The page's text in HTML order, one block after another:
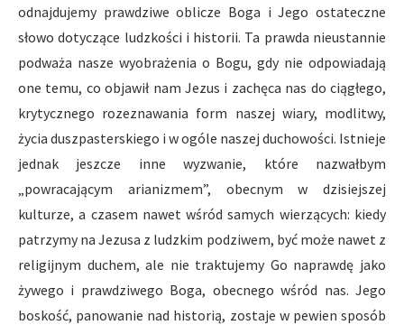
odnajdujemy prawdziwe oblicze Boga i Jego ostateczne
słowo dotyczące ludzkości i historii. Ta prawda nieustannie
podważa nasze wyobrażenia o Bogu, gdy nie odpowiadają
one temu, co objawił nam Jezus i zachęca nas do ciągłego,
krytycznego rozeznawania form naszej wiary, modlitwy,
życia duszpasterskiego i w ogóle naszej duchowości. Istnieje
jednak jeszcze inne wyzwanie, które nazwałbym
„powracającym arianizmem”, obecnym w dzisiejszej
kulturze, a czasem nawet wśród samych wierzących: kiedy
patrzymy na Jezusa z ludzkim podziwem, być może nawet z
religijnym duchem, ale nie traktujemy Go naprawdę jako
żywego i prawdziwego Boga, obecnego wśród nas. Jego
boskość, panowanie nad historią, zostaje w pewien sposób